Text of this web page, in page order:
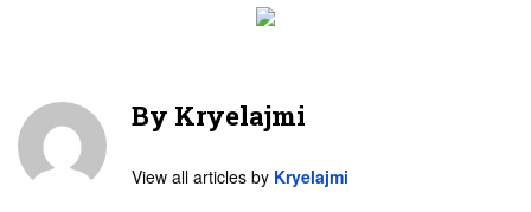
By Kryelajmi
View all articles by Kryelajmi